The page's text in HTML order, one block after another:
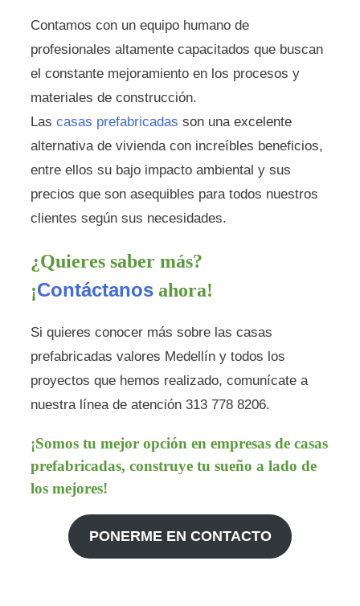
Contamos con un equipo humano de
profesionales altamente capacitados que buscan
el constante mejoramiento en los procesos y
materiales de construcción.
Lascasas prefabricadas son una excelente
alternativa de vivienda con increíbles beneficios,
entre ellos su bajo impacto ambiental y sus
precios que son asequibles para todos nuestros
clientes según sus necesidades.
¿Quieres saber más?
¡Contáctanos ahora!
Si quieres conocer más sobre las casas
prefabricadas valores Medellín y todos los
proyectos que hemos realizado, comunícate a
nuestra línea de atención 313 778 8206.
¡Somos tu mejor opción en empresas de casas
prefabricadas, construye tu sueño a lado de
los mejores!
PONERME EN CONTACTO